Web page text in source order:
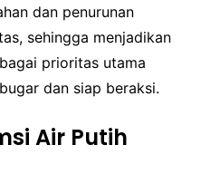
dan penurunan
sehingga menjadikan
prioritas utama
dan siap beraksi.
Air Putih